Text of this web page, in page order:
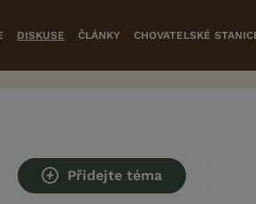
DISKUSE ČLÁNKY CHOVATELSKÉ
Přidejte téma